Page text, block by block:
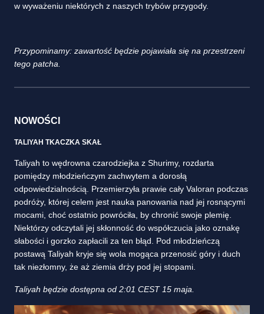
w wyważeniu niektórych z naszych trybów przygody.
Przypominamy: zawartość będzie pojawiała się na przestrzeni
tego patcha.
NOWOŚCI
TALIYAH TKACZKA SKAŁ
Taliyah to wędrowna czarodziejka z Shurimy, rozdarta
pomiędzy młodzieńczym zachwytem a dorosłą
odpowiedzialnością. Przemierzyła prawie cały Valoran podczas
podróży, której celem jest nauka panowania nad jej rosnącymi
mocami, choć ostatnio powróciła, by chronić swoje plemię.
Niektórzy odczytali jej skłonność do współczucia jako oznakę
słabości i gorzko zapłacili za ten błąd. Pod młodzieńczą
postawą Taliyah kryje się wola mogąca przenosić góry i duch
tak niezłomny, że aż ziemia drży pod jej stopami.
Taliyah będzie dostępna od 2:01 CEST 15 maja.